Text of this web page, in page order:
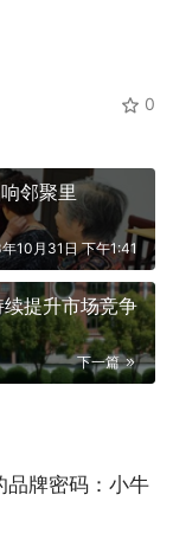
0
邻聚里
10月31日 下午1:41
提升市场竞争
下一篇
牌密码：小牛